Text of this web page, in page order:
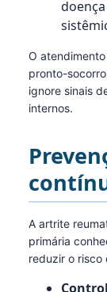
O
pronto-
ignore sinais
internos.
A artrite
primária
reduzir o risco